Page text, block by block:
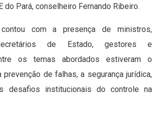
do Pará, conselheiro Fernando Ribeiro.
com a presença de ministros,
de Estado, gestores e
os temas abordados estiveram o
prevenção de falhas, a segurança jurídica,
desafios institucionais do controle na